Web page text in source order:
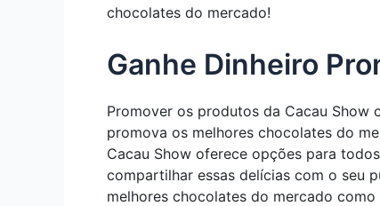
chocolates do mercado!
Ganhe Dinheiro
Promover os produtos da Cacau
promova os melhores chocolates do
Cacau Show oferece opções para
compartilhar essas delícias com o seu
melhores chocolates do mercado